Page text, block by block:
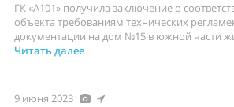
ГК «А101» получила заключение о
объекта требованиям технических
документации на дом №15 в южной части
Читать далее
9 июня 2023